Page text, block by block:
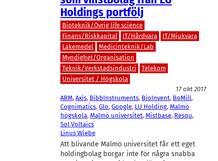
Holdings portfölj
Bioteknik/Övrig life science
Finans/Riskkapital
IT/Hårdvara
IT/Mjukvara
Läkemedel
Medicinteknik/Lab
Myndighet/Organisation
Teknik/Verkstadsindustri
Telekom
Universitet / Högskola
17 okt 2017
ARM, Axis, BibbInstruments, BioInvent, BoMill
Cognimatics, Glo, Google, LU Holding, Malmö
högskola, Malmö universitet, Mistbase, Resqu
Sol Voltaics
Linus Wiebe
Att blivande Malmö universitet får ett eget
holdingbolag borgar inte för några snabba